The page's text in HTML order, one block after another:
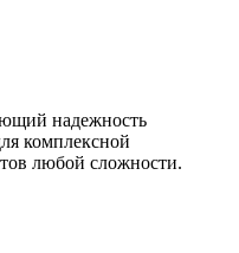
надежность
комплексной
любой сложности.